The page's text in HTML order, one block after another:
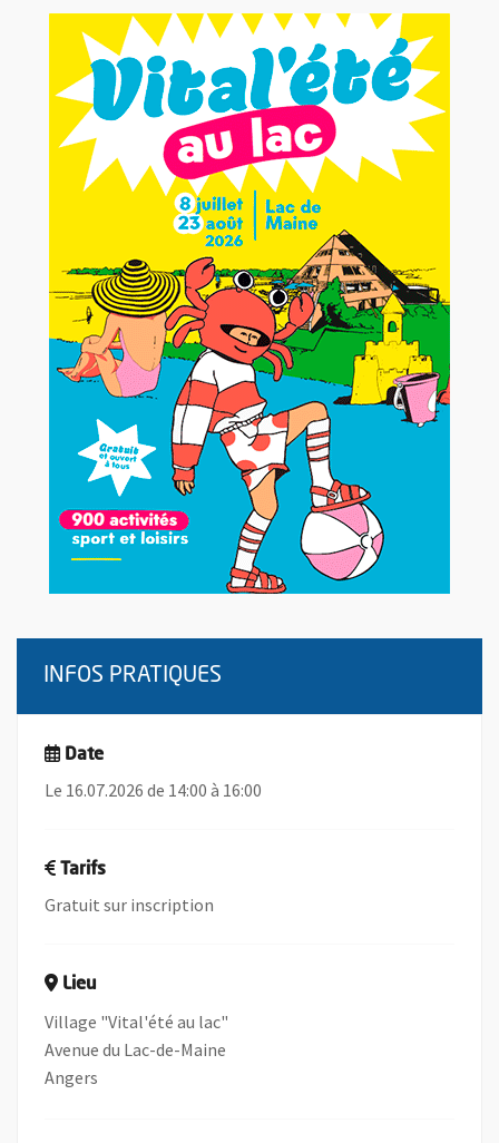
INFOS PRATIQUES
Date
Le 16.07.2026 de 14:00 à 16:00
Tarifs
Gratuit sur inscription
Lieu
Village "Vital'été au lac"
Avenue du Lac-de-Maine
Angers